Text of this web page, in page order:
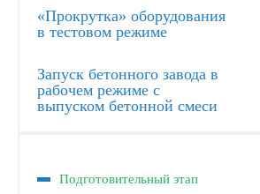
«Прокрутка» оборудования
в тестовом режиме
Запуск бетонного завода в
рабочем режиме с
выпуском бетонной смеси
Подготовительный этап